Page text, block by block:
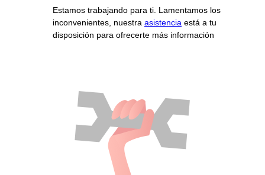
Estamos trabajando para ti. Lamentamos los
inconvenientes, nuestra asistencia está a tu
disposición para ofrecerte más información